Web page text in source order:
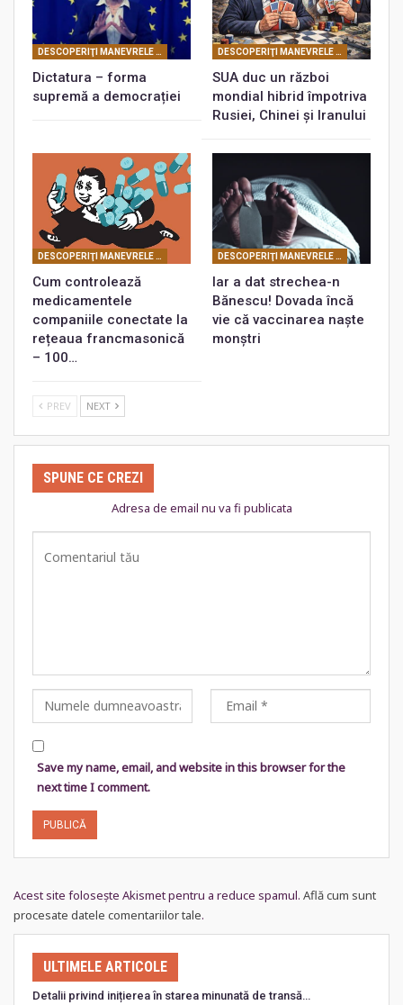
DESCOPERIŢI MANEVRELE FRANCMASONERIEI
Dictatura – forma
supremă a democrației
DESCOPERIŢI MANEVRELE FRANCMASONERIEI
SUA duc un război
mondial hibrid împotriva
Rusiei, Chinei și Iranului
DESCOPERIŢI MANEVRELE FRANCMASONERIEI
Cum controlează
medicamentele
companiile conectate la
rețeaua francmasonică
– 100…
DESCOPERIŢI MANEVRELE FRANCMASONERIEI
Iar a dat strechea-n
Bănescu! Dovada încă
vie că vaccinarea naște
monștri
PREV NEXT
SPUNE CE CREZI
Adresa de email nu va fi publicata
Save my name, email, and website in this browser for the
next time I comment.
Acest site folosește Akismet pentru a reduce spamul. Află cum sunt
procesate datele comentariilor tale.
ULTIMELE ARTICOLE
Detalii privind inițierea în starea minunată de transă…